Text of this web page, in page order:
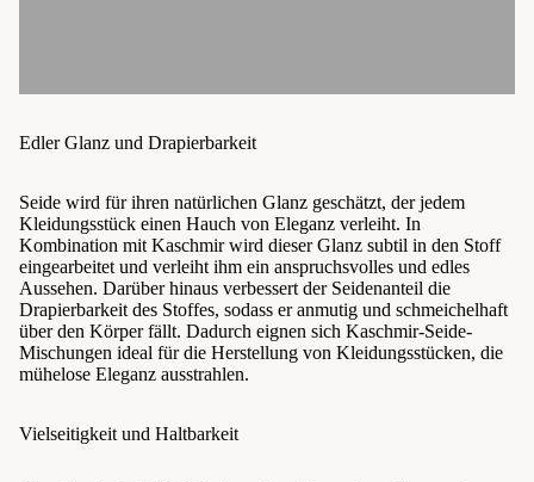
Edler Glanz und Drapierbarkeit
Seide wird für ihren natürlichen Glanz geschätzt, der jedem
Kleidungsstück einen Hauch von Eleganz verleiht. In
Kombination mit Kaschmir wird dieser Glanz subtil in den Stoff
eingearbeitet und verleiht ihm ein anspruchsvolles und edles
Aussehen. Darüber hinaus verbessert der Seidenanteil die
Drapierbarkeit des Stoffes, sodass er anmutig und schmeichelhaft
über den Körper fällt. Dadurch eignen sich Kaschmir-Seide-
Mischungen ideal für die Herstellung von Kleidungsstücken, die
mühelose Eleganz ausstrahlen.
Vielseitigkeit und Haltbarkeit